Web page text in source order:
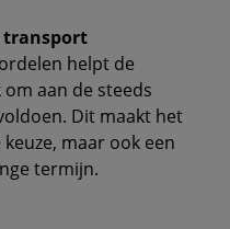
transport
helpt de
aan de steeds
Dit maakt het
maar ook een
termijn.